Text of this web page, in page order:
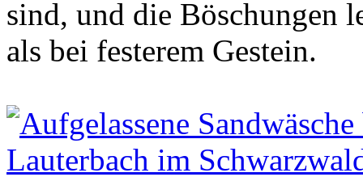
sind, und die Böschungen
als bei festerem Gestein.